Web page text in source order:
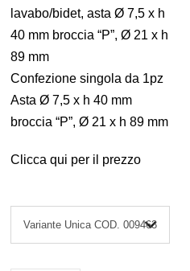
lavabo/bidet, asta Ø 7,5 x h
40 mm broccia “P”, Ø 21 x h
89 mm
Confezione singola da 1pz
Asta Ø 7,5 x h 40 mm
broccia “P”, Ø 21 x h 89 mm
Clicca qui per il prezzo